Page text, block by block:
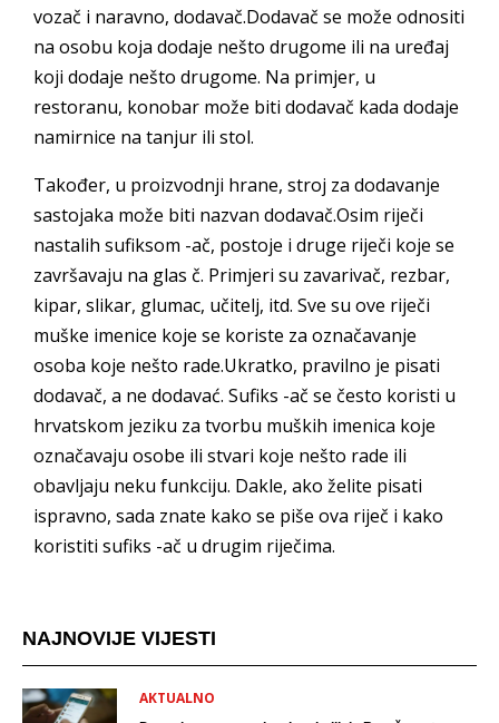
vozač i naravno, dodavač.Dodavač se može odnositi
na osobu koja dodaje nešto drugome ili na uređaj
koji dodaje nešto drugome. Na primjer, u
restoranu, konobar može biti dodavač kada dodaje
namirnice na tanjur ili stol.
Također, u proizvodnji hrane, stroj za dodavanje
sastojaka može biti nazvan dodavač.Osim riječi
nastalih sufiksom -ač, postoje i druge riječi koje se
završavaju na glas č. Primjeri su zavarivač, rezbar,
kipar, slikar, glumac, učitelj, itd. Sve su ove riječi
muške imenice koje se koriste za označavanje
osoba koje nešto rade.Ukratko, pravilno je pisati
dodavač, a ne dodavać. Sufiks -ač se često koristi u
hrvatskom jeziku za tvorbu muških imenica koje
označavaju osobe ili stvari koje nešto rade ili
obavljaju neku funkciju. Dakle, ako želite pisati
ispravno, sada znate kako se piše ova riječ i kako
koristiti sufiks -ač u drugim riječima.
NAJNOVIJE VIJESTI
AKTUALNO